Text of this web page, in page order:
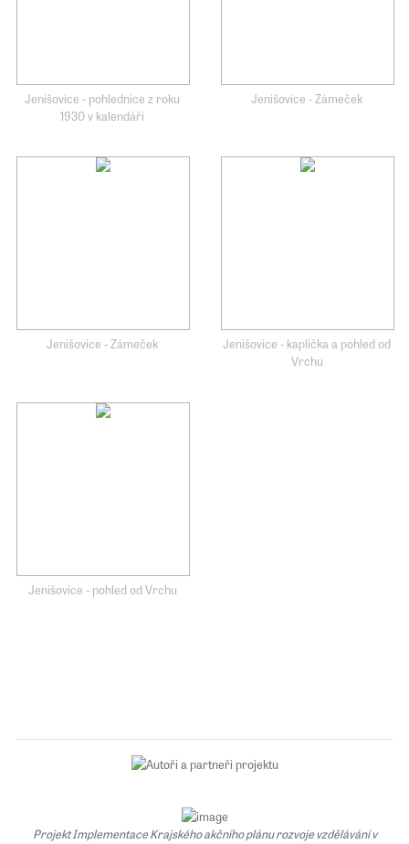
Jenišovice - pohlednice z roku
1930 v kalendáři
Jenišovice - Zámeček
Jenišovice - Zámeček
Jenišovice - kaplička a pohled od
Vrchu
Jenišovice - pohled od Vrchu
Projekt Implementace Krajského akčního plánu rozvoje vzdělávání v